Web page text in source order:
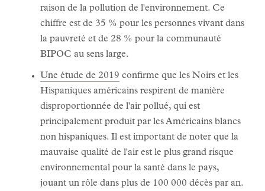
raison de la pollution de l'environnement. Ce
chiffre est de 35 % pour les personnes vivant dans
la pauvreté et de 28 % pour la communauté
BIPOC au sens large.
Une étude de 2019 confirme que les Noirs et les
Hispaniques américains respirent de manière
disproportionnée de l'air pollué, qui est
principalement produit par les Américains blancs
non hispaniques. Il est important de noter que la
mauvaise qualité de l'air est le plus grand risque
environnemental pour la santé dans le pays,
jouant un rôle dans plus de 100 000 décès par an.